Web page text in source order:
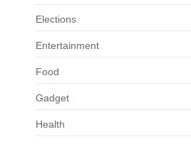
Elections
Entertainment
Food
Gadget
Health